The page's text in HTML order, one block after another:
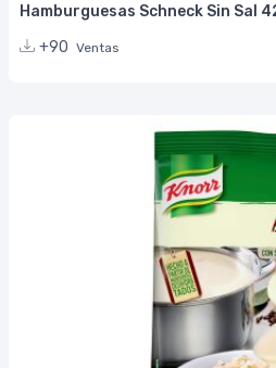
Hamburguesas Schneck Sin Sal
+90 Ventas